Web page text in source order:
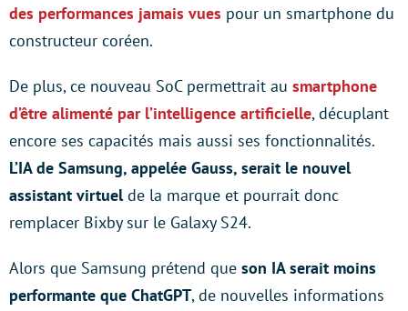
des performances jamais vues pour un smartphone du
constructeur coréen.
De plus, ce nouveau SoC permettrait au smartphone
d’être alimenté par l’intelligence artificielle, décuplant
encore ses capacités mais aussi ses fonctionnalités.
L’IA de Samsung, appelée Gauss, serait le nouvel
assistant virtuelde la marque et pourrait donc
remplacer Bixby sur le Galaxy S24.
Alors que Samsung prétend que son IA serait moins
performante que ChatGPT, de nouvelles informations